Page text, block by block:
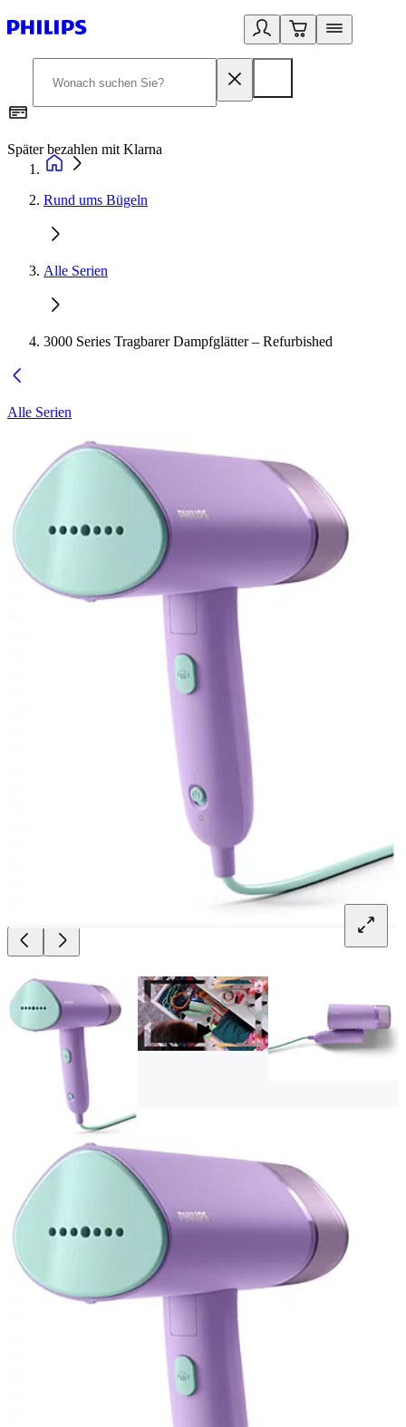
Später bezahlen mit Klarna
Rund ums Bügeln
Alle Serien
3000 Series Tragbarer Dampfglätter – Refurbished
Alle Serien